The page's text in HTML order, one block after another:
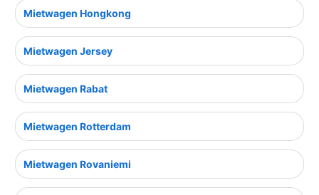
Mietwagen Hongkong
Mietwagen Jersey
Mietwagen Rabat
Mietwagen Rotterdam
Mietwagen Rovaniemi